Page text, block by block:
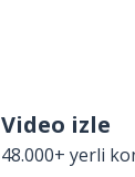
Video izle
48.000+ yerli